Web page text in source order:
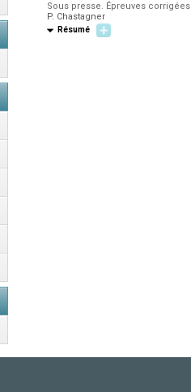
Sous presse. Épreuves
P. Chastagner
Résumé